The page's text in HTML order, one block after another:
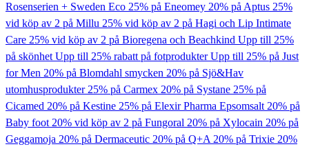
Rosenserien + Sweden Eco 25% på Eneomey 20% på Aptus 25%
vid köp av 2 på Millu 25% vid köp av 2 på Hagi och Lip Intimate
Care 25% vid köp av 2 på Bioregena och Beachkind Upp till 25%
på skönhetUpp till 25% rabatt på fotprodukterUpp till 25% på Just
for Men 20% på Blomdahl smycken 20% på Sjö&Hav
utomhusprodukter25% på Carmex 20% på Systane 25% på
Cicamed 20% på Kestine 25% på Elexir Pharma Epsomsalt20% på
Baby foot20% vid köp av 2 på Fungoral 20% på Xylocain 20% på
Geggamoja 20% på Dermaceutic 20% på Q+A20% på Trixie 20%